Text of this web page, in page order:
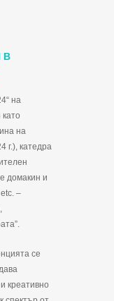
В
на
на
г.), катедра
домакин и
–
се
креативно